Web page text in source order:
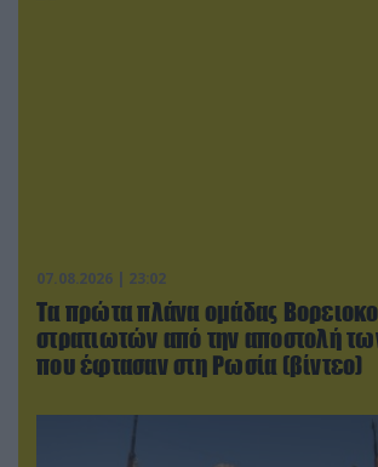
07.08.2026 | 23:02
Τα πρώτα πλάνα ομάδας
στρατιωτών από την αποστολή
που έφτασαν στη Ρωσία (βίντεο)